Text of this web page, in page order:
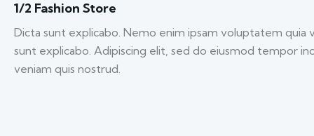
1/2 Fashion Store
Dicta sunt explicabo. Nemo enim ipsam voluptatem
sunt explicabo. Adipiscing elit, sed do eiusmod tempor
veniam quis nostrud.